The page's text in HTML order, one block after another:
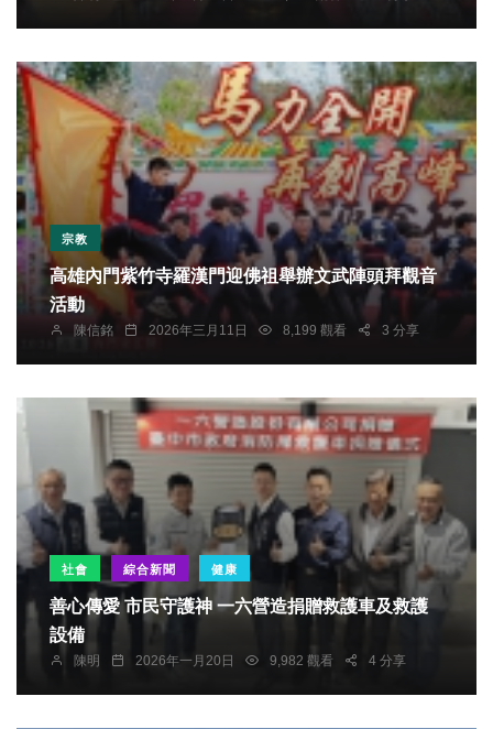
宗教
高雄內門紫竹寺羅漢門迎佛祖舉辦文武陣頭拜觀音
活動
陳信銘 2026年三月11日 8,199 觀看 3 分享
社會 綜合新聞 健康
善心傳愛 市民守護神 一六營造捐贈救護車及救護
設備
陳明 2026年一月20日 9,982 觀看 4 分享